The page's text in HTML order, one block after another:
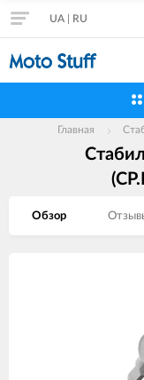
UA RU
Главная
Обзор